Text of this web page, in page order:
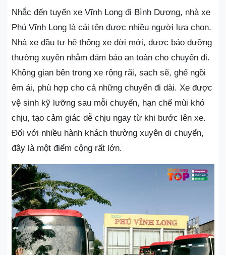
Nhắc đến tuyến xe Vĩnh Long đi Bình Dương, nhà xe
Phú Vĩnh Long là cái tên được nhiều người lựa chọn.
Nhà xe đầu tư hệ thống xe đời mới, được bảo dưỡng
thường xuyên nhằm đảm bảo an toàn cho chuyến đi.
Không gian bên trong xe rộng rãi, sạch sẽ, ghế ngồi
êm ái, phù hợp cho cả những chuyến đi dài. Xe được
vệ sinh kỹ lưỡng sau mỗi chuyến, hạn chế mùi khó
chịu, tạo cảm giác dễ chịu ngay từ khi bước lên xe.
Đối với nhiều hành khách thường xuyên di chuyển,
đây là một điểm cộng rất lớn.